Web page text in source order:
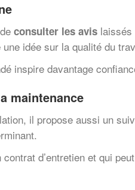
consulter les avis laissés
idée sur la qualité du
inspire davantage
maintenance
il propose aussi un
d’entretien et qui